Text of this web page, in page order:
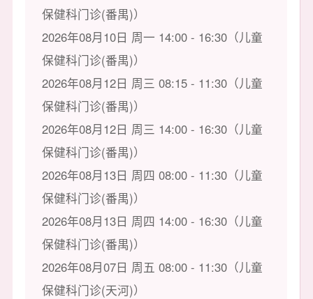
保健科门诊(番禺)）
2026年08月10日 周一 14:00 - 16:30（儿童
保健科门诊(番禺)）
2026年08月12日 周三 08:15 - 11:30（儿童
保健科门诊(番禺)）
2026年08月12日 周三 14:00 - 16:30（儿童
保健科门诊(番禺)）
2026年08月13日 周四 08:00 - 11:30（儿童
保健科门诊(番禺)）
2026年08月13日 周四 14:00 - 16:30（儿童
保健科门诊(番禺)）
2026年08月07日 周五 08:00 - 11:30（儿童
保健科门诊(天河)）